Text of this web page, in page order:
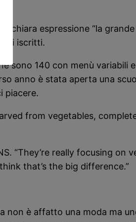
chiara espressione “la grande
di iscritti.
sono 140 con menù variabili
anno è stata aperta una
piacere.
from vegetables,
“They’re really focusing on
that’s the big difference.”
non è affatto una moda ma